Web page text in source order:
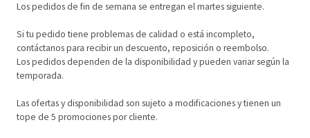
Los pedidos de fin de semana se entregan el martes siguiente.
Si tu pedido tiene problemas de calidad o está incompleto,
contáctanos para recibir un descuento, reposición o reembolso.
Los pedidos dependen de la disponibilidad y pueden variar según la
temporada.
Las ofertas y disponibilidad son sujeto a modificaciones y tienen un
tope de 5 promociones por cliente.